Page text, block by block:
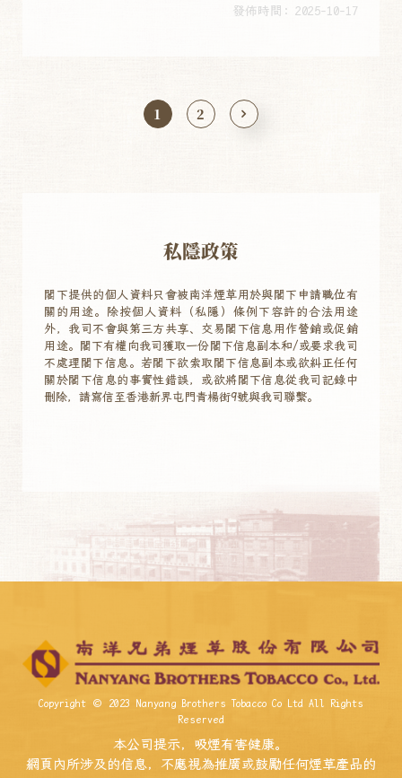
發佈時間: 2025-10-17
1 2
私隱政策
閣下提供的個人資料只會被南洋煙草用於與閣下申請職位有
關的用途。除按個人資料（私隱）條例下容許的合法用途
外，我司不會與第三方共享、交易閣下信息用作營銷或促銷
用途。閣下有權向我司獲取一份閣下信息副本和/或要求我司
不處理閣下信息。若閣下欲索取閣下信息副本或欲糾正任何
關於閣下信息的事實性錯誤，或欲將閣下信息從我司記錄中
刪除，請寫信至香港新界屯門青楊街9號與我司聯繫。
Copyright © 2023 Nanyang Brothers Tobacco Co Ltd All Rights
Reserved
本公司提示，吸煙有害健康。
網頁內所涉及的信息，不應視為推廣或鼓勵任何煙草產品的